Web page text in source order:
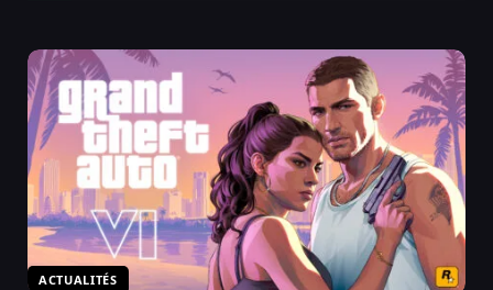
ACTUALITÉS